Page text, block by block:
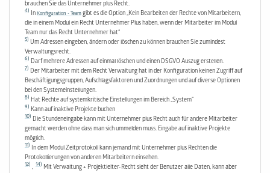
brauchen Sie das Unternehmer plus Recht.
4) In Konfiguration - Team gibt es die Option „Kein Bearbeiten der Rechte von Mitarbeitern,
die in einem Modul ein Recht Unternehmer Plus haben, wenn der Mitarbeiter im Modul
Team nur das Recht Unternehmer hat“
5) Um Adressen eingeben, ändern oder löschen zu können brauchen Sie zumindest
Verwaltungsrecht.
6) Darf mehrere Adressen auf einmal löschen und einen DSGVO Auszug erstellen.
7) Der Mitarbeiter mit dem Recht Verwaltung hat in der Konfiguration keinen Zugriff auf
Beschäftigungsgruppen, Aufschlagsfaktoren und Zuordnungen und auf diverse Optionen
bei den Systemeinstellungen.
8) Hat Rechte auf systemkritische Einstellungen im Bereich „System“
9) Kann auf inaktive Projekte buchen
10) Die Stundeneingabe kann mit Unternehmer plus Recht auch für andere Mitarbeiter
gemacht werden ohne dass man sich ummelden muss. Eingabe auf inaktive Projekte
möglich.
11) In dem Modul Zeitprotokoll kann jemand mit Unternehmer plus Rechten die
Protokollierungen von anderen Mitarbeitern einsehen.
12) , 14) Mit Verwaltung + Projektleiter-Recht sieht der Benutzer alle Daten, kann aber